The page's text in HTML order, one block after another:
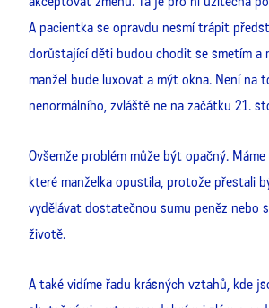
A pacientka se opravdu nesmí trápit
dorůstající děti budou chodit se smetím a
manžel bude luxovat a mýt okna. Není na
nenormálního, zvláště ne na začátku 21.
Ovšemže problém může být opačný.
které manželka opustila, protože přestali
vydělávat dostatečnou sumu peněz nebo
životě.
A také vidíme řadu krásných vztahů, kde